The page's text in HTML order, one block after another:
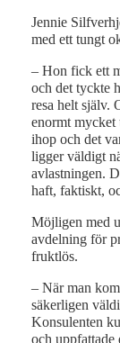
Jennie
med ett tungt
– Hon fick ett
och det tyckte
resa helt själv.
enormt mycket
ihop och det
ligger väldigt
avlastningen.
haft, faktiskt,
Möjligen med
avdelning för
fruktlös.
– När man
säkerligen
Konsulenten
och uppfattade